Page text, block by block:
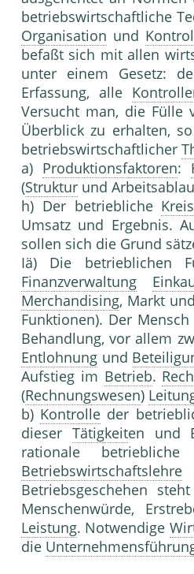
betriebswirtschaftliche
Organisation und
befaßt sich mit allen
unter einem Gesetz:
Erfassung, alle Kontrolle
Versucht man, die Fülle
Überblick zu erhalten,
betriebswirtschaftlicher
a) Produktionsfaktoren:
(Struktur und
h) Der betriebliche
Umsatz und Ergebnis.
sollen sich die Grund
Iä) Die betrieblichen
Finanzverwaltung
Merchandising, Markt und
Funktionen). Der
Behandlung, vor allem
Entlohnung und
Aufstieg im Betrieb.
(Rechnungswesen)
b) Kontrolle der
dieser Tätigkeiten und
rationale
Betriebswirtschaftslehre
Betriebsgeschehen
Menschenwürde,
Leistung. Notwendige
die